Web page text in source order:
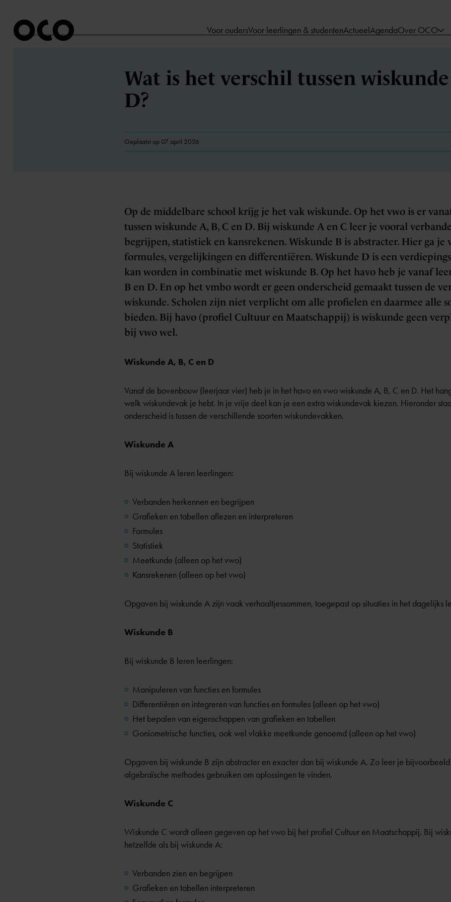
Voor oudersVoor leerlingen & studentenActueelAgendaOver OCO
Wat is het verschil tussen wiskunde
D?
Geplaatst op 07 april 2026
Op de middelbare school krijg je het vak wiskunde. Op het vwo is er
tussen wiskunde A, B, C en D. Bij wiskunde A en C leer je vooral
begrijpen, statistiek en kansrekenen. Wiskunde B is abstracter. Hier ga je
formules, vergelijkingen en differentiëren. Wiskunde D is een
kan worden in combinatie met wiskunde B. Op het havo heb je vanaf
B en D. En op het vmbo wordt er geen onderscheid gemaakt tussen de
wiskunde. Scholen zijn niet verplicht om alle profielen en daarmee alle
bieden. Bij havo (profiel Cultuur en Maatschappij) is wiskunde geen
bij vwo wel.
Wiskunde A, B, C en D
Vanaf de bovenbouw (leerjaar vier) heb je in het havo en vwo wiskunde A, B, C en D. Het
welk wiskundevak je hebt. In je vrije deel kan je een extra wiskundevak kiezen. Hieronder
onderscheid is tussen de verschillende soorten wiskundevakken.
Wiskunde A
Bij wiskunde A leren leerlingen:
Verbanden herkennen en begrijpen
Grafieken en tabellen aflezen en interpreteren
Formules
Statistiek
Meetkunde (alleen op het vwo)
Kansrekenen (alleen op het vwo)
Opgaven bij wiskunde A zijn vaak verhaaltjessommen, toegepast op situaties in het dagelijks
Wiskunde B
Bij wiskunde B leren leerlingen:
Manipuleren van functies en formules
Differentiëren en integreren van functies en formules (alleen op het vwo)
Het bepalen van eigenschappen van grafieken en tabellen
Goniometrische functies, ook wel vlakke meetkunde genoemd (alleen op het vwo)
Opgaven bij wiskunde B zijn abstracter en exacter dan bij wiskunde A. Zo leer je
algebraïsche methodes gebruiken om oplossingen te vinden.
Wiskunde C
Wiskunde C wordt alleen gegeven op het vwo bij het profiel Cultuur en Maatschappij. Bij
hetzelfde als bij wiskunde A:
Verbanden zien en begrijpen
Grafieken en tabellen interpreteren